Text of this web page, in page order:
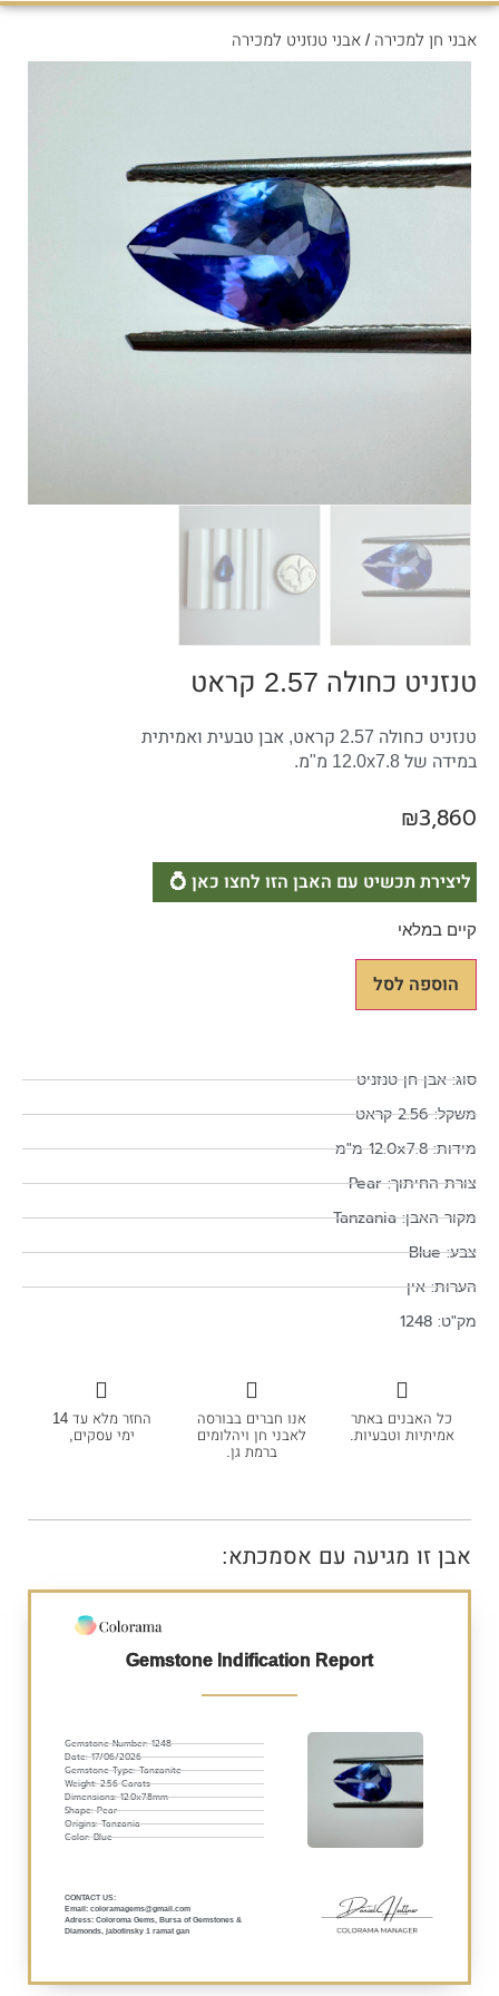
אבני חן למכירה / אבני טנזניט למכירה
טנזניט כחולה 2.57 קראט
טנזניט כחולה 2.57 קראט, אבן טבעית ואמיתית
במידה של 12.0x7.8 מ"מ.
₪3,860
ליצירת תכשיט עם האבן הזו לחצו כאן 💍
קיים במלאי
הוספה לסל
סוג: אבן חן טנזניט
משקל: 2.56 קראט
מידות: 12.0x7.8 מ"מ
צורת החיתוך: Pear
מקור האבן: Tanzania
צבע: Blue
הערות: אין
מק"ט: 1248
כל האבנים באתר
אמיתיות וטבעיות.
אנו חברים בבורסה
לאבני חן ויהלומים
ברמת גן.
החזר מלא עד 14
ימי עסקים,
אבן זו מגיעה עם אסמכתא:
Gemstone Indification Report
Gemstone Number: 1248
Date: 17/06/2026
Gemstone Type: Tanzanite
Weight: 2.56 Carats
Dimensions: 12.0x7.8mm
Shape: Pear
Origins: Tanzania
Color: Blue
:CONTACT US
Email: coloramagems@gmail.com
Adress: Coloroma Gems, Bursa of Gemstones &
Diamonds, jabotinsky 1 ramat gan